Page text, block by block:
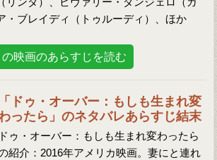
・ブレイディ（トゥルーディ）、ほか
の映画のあらすじを読む
「ドゥ・オーバー：もしも生まれ変
ったら」のネタバレあらすじ結末
ドゥ・オーバー：もしも生まれ変わったら
紹介：2016年アメリカ映画。妻にと連れ